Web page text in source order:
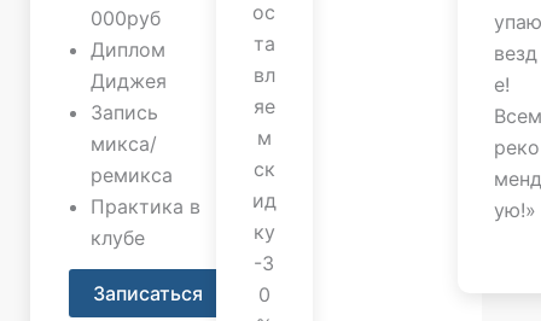
000руб
Диплом
Диджея
Запись
микса/
ремикса
Практика в
клубе
Записаться
ос
та
вл
яе
м
ск
ид
ку
-3
0
упаю
везд
е!
Всем
реко
менд
ую!»